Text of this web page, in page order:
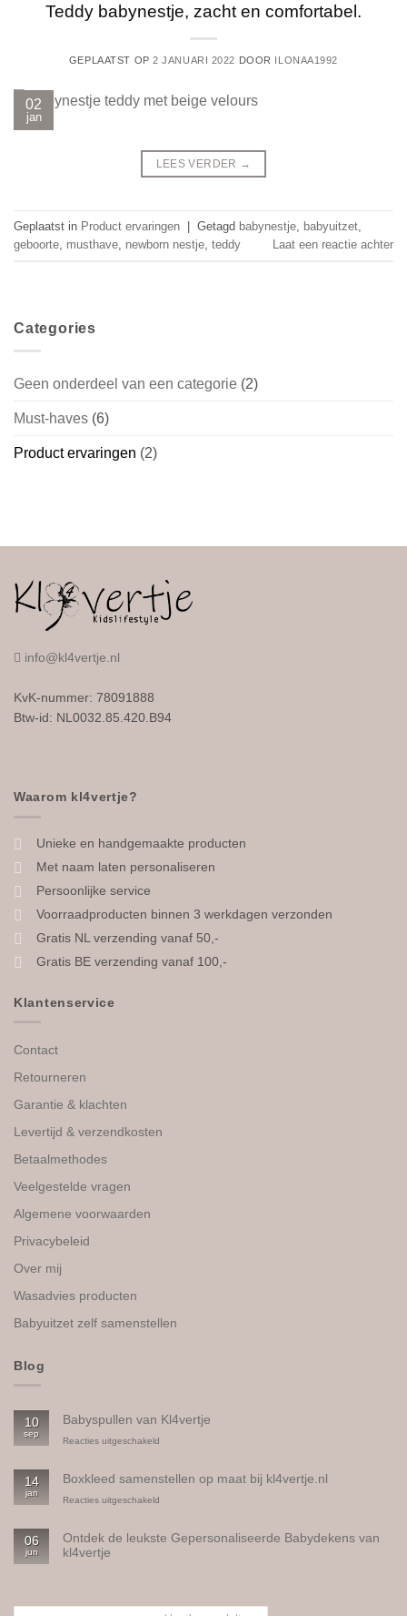
Teddy babynestje, zacht en comfortabel.
GEPLAATST OP2 JANUARI 2022 DOOR ILONAA1992
02
jan
LEES VERDER →
Geplaatst in Product ervaringen | Getagd babynestje babyuitzet
geboorte musthave newborn nestje teddy Laat een reactie achter
Categories
Geen onderdeel van een categorie (2)
Must-haves (6)
Product ervaringen (2)
info@kl4vertje.nl
KvK-nummer: 78091888
Btw-id: NL0032.85.420.B94
Waarom kl4vertje?
Unieke en handgemaakte producten
Met naam laten personaliseren
Persoonlijke service
Voorraadproducten binnen 3 werkdagen verzonden
Gratis NL verzending vanaf 50,-
Gratis BE verzending vanaf 100,-
Klantenservice
Contact
Retourneren
Garantie & klachten
Levertijd & verzendkosten
Betaalmethodes
Veelgestelde vragen
Algemene voorwaarden
Privacybeleid
Over mij
Wasadvies producten
Babyuitzet zelf samenstellen
Blog
10
sep
Babyspullen van Kl4vertje
Reacties uitgeschakeld
Kl4vertje
14
jan
Boxkleed samenstellen op maat bij kl4vertje.nl
Reacties uitgeschakeld
op
06
jun
Ontdek de leukste Gepersonaliseerde Babydekens van
kl4vertje